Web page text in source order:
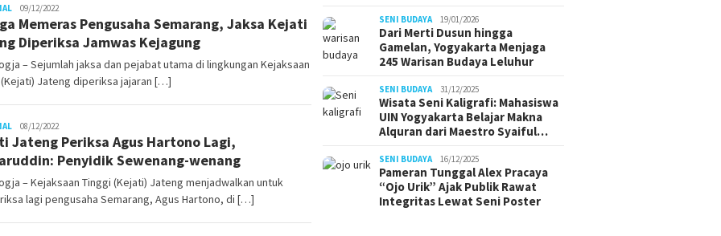
gusjok
09/12/2022
Memeras Pengusaha Semarang, Jaksa Kejati
Diperiksa Jamwas Kejagung
– Sejumlah jaksa dan pejabat utama di lingkungan Kejaksaan
Jateng diperiksa jajaran […]
gusjok
08/12/2022
Jateng Periksa Agus Hartono Lagi,
Penyidik Sewenang-wenang
– Kejaksaan Tinggi (Kejati) Jateng menjadwalkan untuk
lagi pengusaha Semarang, Agus Hartono, di […]
SENI BUDAYA 19/01/2026
Dari Merti Dusun hingga
Gamelan, Yogyakarta Menjaga
245 Warisan Budaya Leluhur
SENI BUDAYA 31/12/2025
Wisata Seni Kaligrafi: Mahasiswa
UIN Yogyakarta Belajar Makna
Alquran dari Maestro Syaiful…
SENI BUDAYA 16/12/2025
Pameran Tunggal Alex Pracaya
“Ojo Urik” Ajak Publik Rawat
Integritas Lewat Seni Poster